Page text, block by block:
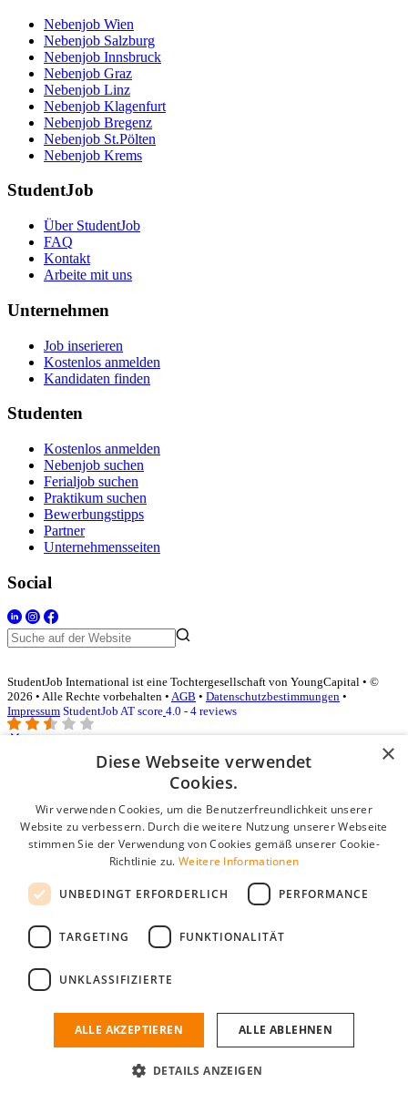
Nebenjob Wien
Nebenjob Salzburg
Nebenjob Innsbruck
Nebenjob Graz
Nebenjob Linz
Nebenjob Klagenfurt
Nebenjob Bregenz
Nebenjob St.Pölten
Nebenjob Krems
StudentJob
Über StudentJob
FAQ
Kontakt
Arbeite mit uns
Unternehmen
Job inserieren
Kostenlos anmelden
Kandidaten finden
Studenten
Kostenlos anmelden
Nebenjob suchen
Ferialjob suchen
Praktikum suchen
Bewerbungstipps
Partner
Unternehmensseiten
Social
StudentJob International ist eine Tochtergesellschaft von YoungCapital • ©
2026 • Alle Rechte vorbehalten • AGB • Datenschutzbestimmungen •
Impressum StudentJob AT score 4.0 - 4 reviews
Login für Unternehmen
E-Mail*
Passwort
Angemeldet bleiben
Passwort vergessen?
Kostenloses Unternehmensprofil
Wenn Sie sich registriert haben, können Sie ein Unternehmensprofil
passenden Mitarbeiter zu finden.
×
Diese Webseite verwendet
Cookies.
Wir verwenden Cookies, um die Benutzerfreundlichkeit unserer
Website zu verbessern. Durch die weitere Nutzung unserer Webseite
stimmen Sie der Verwendung von Cookies gemäß unserer Cookie-
Richtlinie zu. Weitere Informationen
UNBEDINGT ERFORDERLICH PERFORMANCE
TARGETING FUNKTIONALITÄT
UNKLASSIFIZIERTE
ALLE AKZEPTIEREN ALLE ABLEHNEN
DETAILS ANZEIGEN